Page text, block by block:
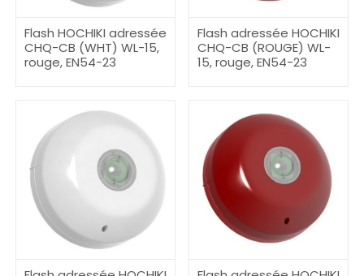
Flash HOCHIKI adressée
CHQ-CB (WHT) WL-15,
rouge, EN54-23
Flash adressée HOCHIKI
CHQ-CB (ROUGE) WL-
15, rouge, EN54-23